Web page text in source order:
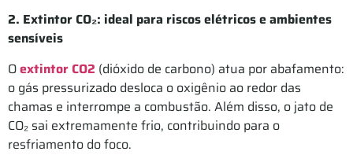
2. Extintor CO₂: ideal para riscos elétricos e ambientes
sensíveis
Oextintor CO2 (dióxido de carbono) atua por abafamento:
o gás pressurizado desloca o oxigênio ao redor das
chamas e interrompe a combustão. Além disso, o jato de
CO₂ sai extremamente frio, contribuindo para o
resfriamento do foco.